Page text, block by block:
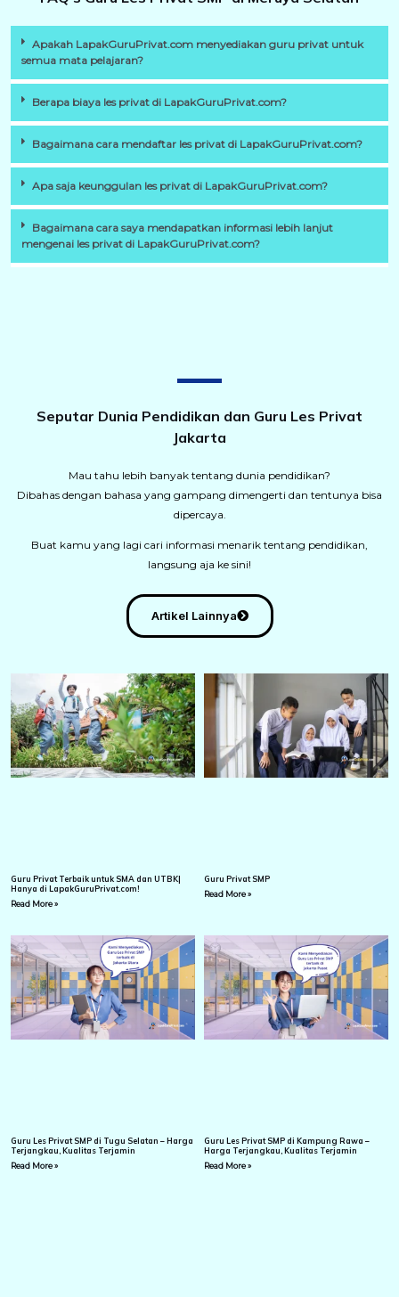
Apakah LapakGuruPrivat.com menyediakan guru privat untuk
semua mata pelajaran?
Berapa biaya les privat di LapakGuruPrivat.com?
Bagaimana cara mendaftar les privat di LapakGuruPrivat.com?
Apa saja keunggulan les privat di LapakGuruPrivat.com?
Bagaimana cara saya mendapatkan informasi lebih lanjut
mengenai les privat di LapakGuruPrivat.com?
Seputar Dunia Pendidikan dan Guru Les Privat
Jakarta
Mau tahu lebih banyak tentang dunia pendidikan?
Dibahas dengan bahasa yang gampang dimengerti dan tentunya bisa
dipercaya.
Buat kamu yang lagi cari informasi menarik tentang pendidikan,
langsung aja ke sini!
Artikel Lainnya
Guru Privat Terbaik untuk SMA dan UTBK|
Hanya di LapakGuruPrivat.com!
Read More »
Guru Privat SMP
Read More »
Guru Les Privat SMP di Tugu Selatan – Harga
Terjangkau, Kualitas Terjamin
Read More »
Guru Les Privat SMP di Kampung Rawa –
Harga Terjangkau, Kualitas Terjamin
Read More »